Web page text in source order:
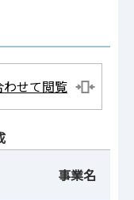
せて閲覧
事業名